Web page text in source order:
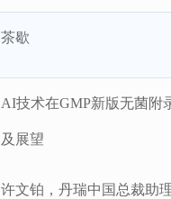
茶歇
AI技术在GMP新版无菌附
及展望
许文铂，丹瑞中国总裁助